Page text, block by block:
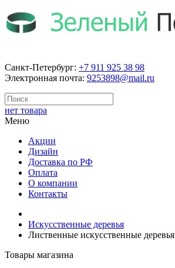
Санкт-Петербург: +7 911 925 38 98
Электронная почта: 9253898@mail.ru
нет товара
Меню
Акции
Дизайн
Доставка по РФ
Оплата
О компании
Контакты
Искусственные деревья
Лиственные искусственные деревья
Товары магазина